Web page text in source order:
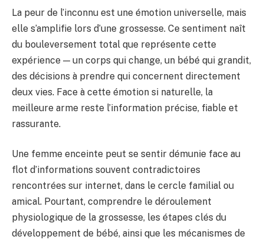
La peur de l’inconnu est une émotion universelle, mais
elle s’amplifie lors d’une grossesse. Ce sentiment naît
du bouleversement total que représente cette
expérience — un corps qui change, un bébé qui grandit,
des décisions à prendre qui concernent directement
deux vies. Face à cette émotion si naturelle, la
meilleure arme reste l’information précise, fiable et
rassurante.
Une femme enceinte peut se sentir démunie face au
flot d’informations souvent contradictoires
rencontrées sur internet, dans le cercle familial ou
amical. Pourtant, comprendre le déroulement
physiologique de la grossesse, les étapes clés du
développement de bébé, ainsi que les mécanismes de